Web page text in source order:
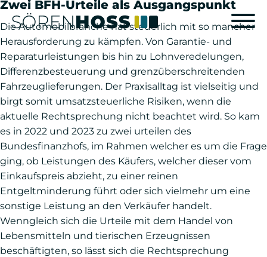
Zwei BFH-Urteile als Ausgangspunkt
Die Automobilbranche hat steuerlich mit so mancher
Herausforderung zu kämpfen. Von Garantie- und
Reparaturleistungen bis hin zu Lohnveredelungen,
Differenzbesteuerung und grenzüberschreitenden
Fahrzeuglieferungen. Der Praxisalltag ist vielseitig und
birgt somit umsatzsteuerliche Risiken, wenn die
aktuelle Rechtsprechung nicht beachtet wird. So kam
es in 2022 und 2023 zu zwei urteilen des
Bundesfinanzhofs, im Rahmen welcher es um die Frage
ging, ob Leistungen des Käufers, welcher dieser vom
Einkaufspreis abzieht, zu einer reinen
Entgeltminderung führt oder sich vielmehr um eine
sonstige Leistung an den Verkäufer handelt.
Wenngleich sich die Urteile mit dem Handel von
Lebensmitteln und tierischen Erzeugnissen
beschäftigten, so lässt sich die Rechtsprechung